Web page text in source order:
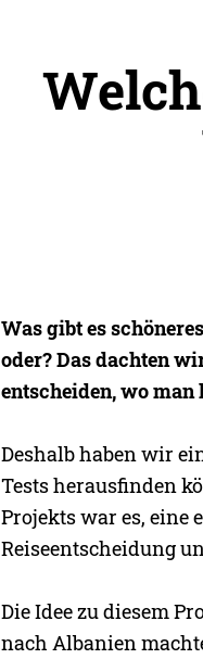
Was gibt es
oder? Das dachten
entscheiden, wo
Deshalb haben wir
Tests herausfinden
Projekts war es, eine
Reiseentscheidung
Die Idee zu diesem
nach Albanien